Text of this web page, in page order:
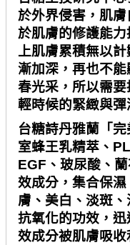
於外界侵害，肌
於肌膚的修護能
上肌膚累積無以
漸加深，再也不
春光采，所以需
輕時候的緊緻與彈
台糖詩丹雅蘭「
室蜂王乳精萃、
EGF 、玻尿酸、
效成分，集合保
膚、美白、淡斑
抗氧化的功效，
效成分被肌膚吸